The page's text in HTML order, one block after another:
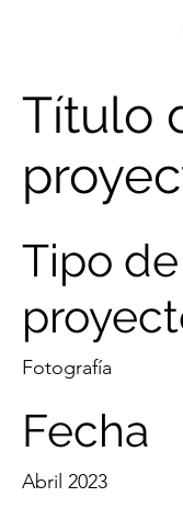
Título
Tipo de
Fotografía
Fecha
Abril 2023